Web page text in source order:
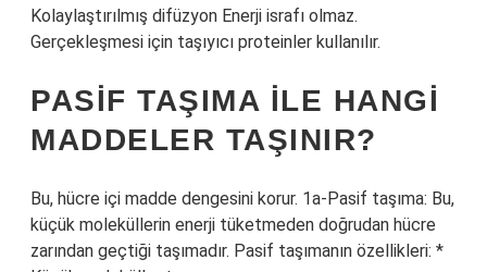
Kolaylaştırılmış difüzyon Enerji israfı olmaz.
Gerçekleşmesi için taşıyıcı proteinler kullanılır.
PASIF TAŞIMA ILE HANGI
MADDELER TAŞINIR?
Bu, hücre içi madde dengesini korur. 1a-Pasif taşıma: Bu,
küçük moleküllerin enerji tüketmeden doğrudan hücre
zarından geçtiği taşımadır. Pasif taşımanın özellikleri: *